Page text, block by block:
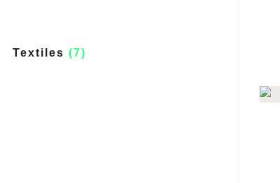
Textiles (7)